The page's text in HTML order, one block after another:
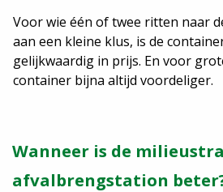
Voor wie één of twee ritten naar
aan een kleine klus, is de
gelijkwaardig in prijs. En voor
container bijna altijd voordeliger.
Wanneer is de
afvalbrengstation